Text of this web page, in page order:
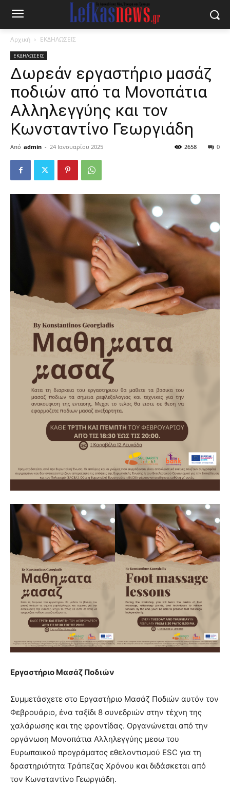
Αρχική ΕΚΔΗΛΩΣΕΙΣ
ΕΚΔΗΛΩΣΕΙΣ
Δωρεάν εργαστήριο μασάζ
ποδιών από τα Μονοπάτια
Αλληλεγγύης και τον
Κωνσταντίνο Γεωργιάδη
Από admin - 24 Ιανουαρίου 2025 0
2658
Εργαστήριο Μασάζ Ποδιών
Συμμετάσχετε στο Εργαστήριο Μασάζ Ποδιών αυτόν τον
Φεβρουάριο, ένα ταξίδι 8 συνεδριών στην τέχνη της
χαλάρωσης και της φροντίδας. Οργανώνεται από την
οργάνωση Μονοπάτια Αλληλεγγύης μεσω του
Ευρωπαικού προγράματος εθελοντισμού ESC για τη
δραστηριότητα Τράπεζας Χρόνου και διδάσκεται από
τον Κωνσταντίνο Γεωργιάδη.